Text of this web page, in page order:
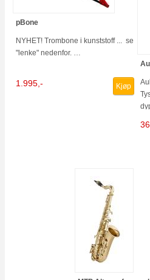
pBone
NYHET! Trombone i kunststoff ... se
"lenke" nedenfor. …
1.995,- Kjøp